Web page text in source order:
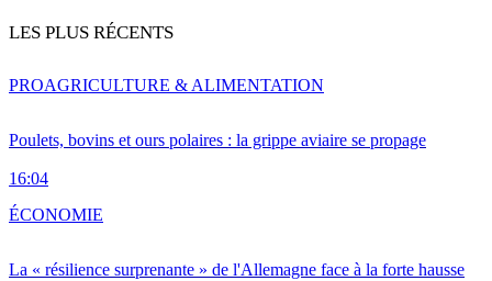
LES PLUS RÉCENTS
Poulets, bovins et ours polaires : la grippe aviaire se propage
16:04
PROAGRICULTURE & ALIMENTATION
La « résilience surprenante » de l'Allemagne face à la forte hausse
ÉCONOMIE